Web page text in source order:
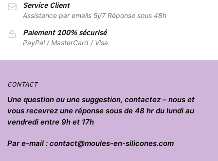
Service Client
Assistance par emails 5j/7 Réponse sous 48h
Paiement 100% sécurisé
PayPal / MasterCard / Visa
CONTACT
Une question ou une suggestion, contactez – nous et
vous recevrez une réponse sous de 48 hr du lundi au
vendredi entre 9h et 17h
Par e-mail : contact@moules-en-silicones.com